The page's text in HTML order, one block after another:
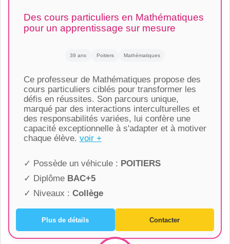
Des cours particuliers en Mathématiques
pour un apprentissage sur mesure
39 ans Poitiers Mathématiques
Ce professeur de Mathématiques propose des
cours particuliers ciblés pour transformer les
défis en réussites. Son parcours unique,
marqué par des interactions interculturelles et
des responsabilités variées, lui confère une
capacité exceptionnelle à s'adapter et à motiver
chaque élève. voir +
✓ Possède un véhicule : POITIERS
✓ Diplôme BAC+5
✓ Niveaux : Collège
Plus de détails Contacter